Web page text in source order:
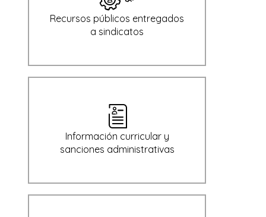
Recursos públicos entregados
a sindicatos
Información curricular y
sanciones administrativas